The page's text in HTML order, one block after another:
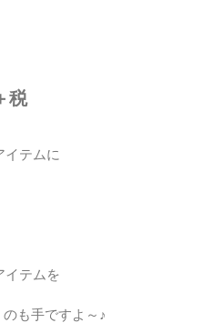
税
イテムに
イテムを
も手ですよ～♪